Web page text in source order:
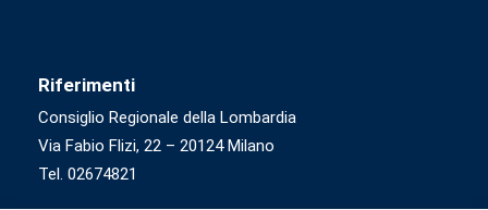
Riferimenti
Consiglio Regionale della Lombardia
Via Fabio Flizi, 22 – 20124 Milano
Tel. 02674821